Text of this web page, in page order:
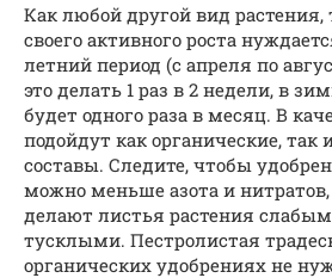
Как любой другой вид растения,
своего активного роста
летний период (с апреля по
это делать 1 раз в 2 недели, в
будет одного раза в месяц. В
подойдут как органические,
составы. Следите, чтобы
можно меньше азота и нитратов,
делают листья растения
тусклыми. Пестролистая
органических удобрениях не